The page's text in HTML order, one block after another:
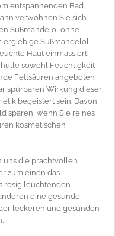
entspannenden Bad
verwöhnen Sie sich
Süßmandelöl ohne
ergiebige Süßmandelöl
Haut einmassiert,
sowohl Feuchtigkeit
Fettsäuren angeboten
spürbaren Wirkung dieser
begeistert sein. Davon
sparen, wenn Sie reines
kosmetischen
uns die prachtvollen
zum einen das
rosig leuchtenden
eine gesunde
leckeren und gesunden